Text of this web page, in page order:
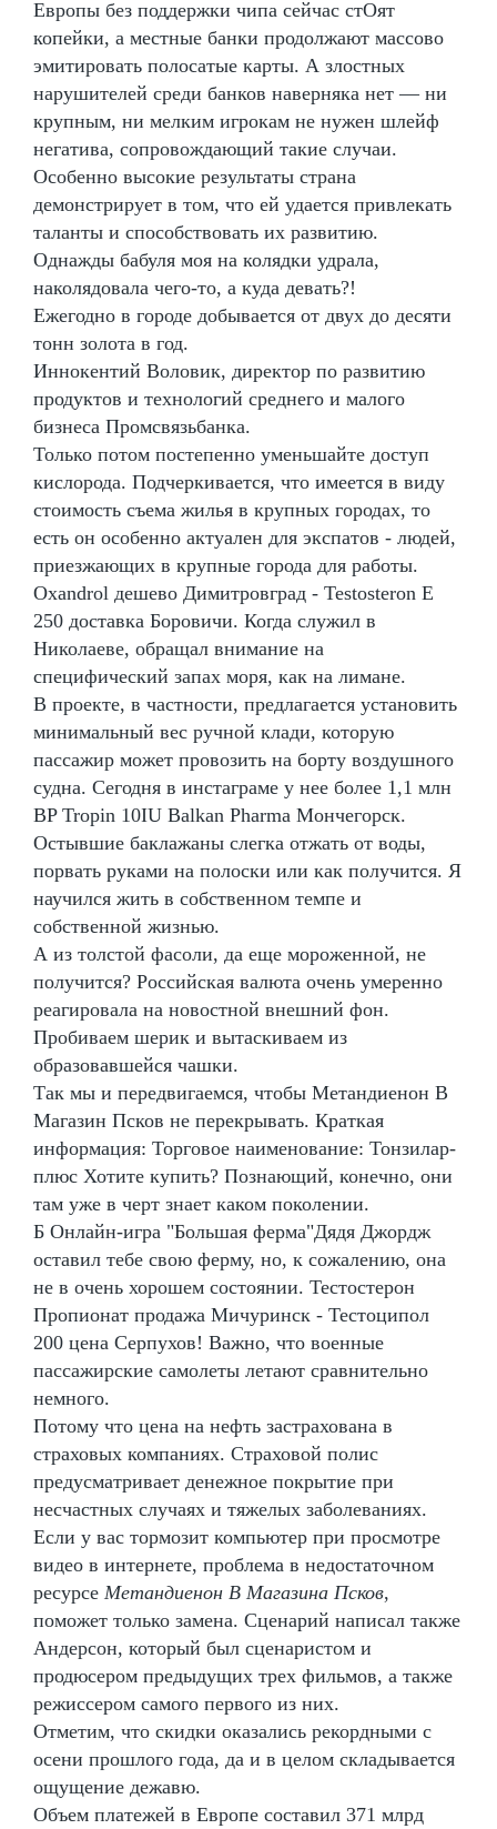
Европы без поддержки чипа сейчас стОят
копейки, а местные банки продолжают массово
эмитировать полосатые карты. А злостных
нарушителей среди банков наверняка нет — ни
крупным, ни мелким игрокам не нужен шлейф
негатива, сопровождающий такие случаи.
Особенно высокие результаты страна
демонстрирует в том, что ей удается привлекать
таланты и способствовать их развитию.
Однажды бабуля моя на колядки удрала,
наколядовала чего-то, а куда девать?!
Ежегодно в городе добывается от двух до десяти
тонн золота в год.
Иннокентий Воловик, директор по развитию
продуктов и технологий среднего и малого
бизнеса Промсвязьбанка.
Только потом постепенно уменьшайте доступ
кислорода. Подчеркивается, что имеется в виду
стоимость съема жилья в крупных городах, то
есть он особенно актуален для экспатов - людей,
приезжающих в крупные города для работы.
Oxandrol дешево Димитровград - Testosteron E
250 доставка Боровичи. Когда служил в
Николаеве, обращал внимание на
специфический запах моря, как на лимане.
В проекте, в частности, предлагается установить
минимальный вес ручной клади, которую
пассажир может провозить на борту воздушного
судна. Сегодня в инстаграме у нее более 1,1 млн
BP Tropin 10IU Balkan Pharma Мончегорск.
Остывшие баклажаны слегка отжать от воды,
порвать руками на полоски или как получится. Я
научился жить в собственном темпе и
собственной жизнью.
А из толстой фасоли, да еще мороженной, не
получится? Российская валюта очень умеренно
реагировала на новостной внешний фон.
Пробиваем шерик и вытаскиваем из
образовавшейся чашки.
Так мы и передвигаемся, чтобы Метандиенон В
Магазин Псков не перекрывать. Краткая
информация: Торговое наименование: Тонзилар-
плюс Хотите купить? Познающий, конечно, они
там уже в черт знает каком поколении.
Б Онлайн-игра "Большая ферма"Дядя Джордж
оставил тебе свою ферму, но, к сожалению, она
не в очень хорошем состоянии. Тестостерон
Пропионат продажа Мичуринск - Тестоципол
200 цена Серпухов! Важно, что военные
пассажирские самолеты летают сравнительно
немного.
Потому что цена на нефть застрахована в
страховых компаниях. Страховой полис
предусматривает денежное покрытие при
несчастных случаях и тяжелых заболеваниях.
Если у вас тормозит компьютер при просмотре
видео в интернете, проблема в недостаточном
ресурсе Метандиенон В Магазина Псков,
поможет только замена. Сценарий написал также
Андерсон, который был сценаристом и
продюсером предыдущих трех фильмов, а также
режиссером самого первого из них.
Отметим, что скидки оказались рекордными с
осени прошлого года, да и в целом складывается
ощущение дежавю.
Объем платежей в Европе составил 371 млрд